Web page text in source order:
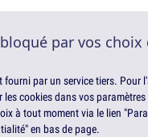
par vos choix
fourni par un service tiers. Pour
les cookies dans vos
à tout moment via le lien
en bas de page.